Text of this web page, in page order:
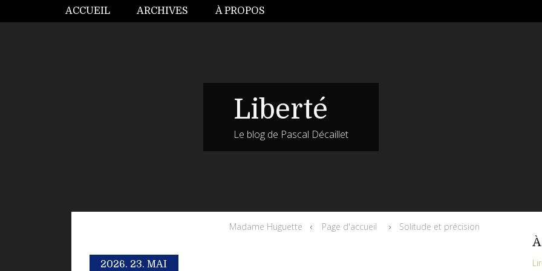
ACCUEIL ARCHIVES À PROPOS
Liberté
Le blog de Pascal Décaillet
Madame Huguette Page d'accueil Solitude et précision
2026. 23. MAI